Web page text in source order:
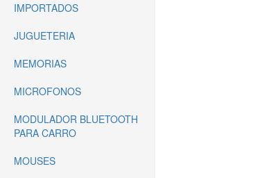
IMPORTADOS
JUGUETERIA
MEMORIAS
MICROFONOS
MODULADOR BLUETOOTH
PARA CARRO
MOUSES